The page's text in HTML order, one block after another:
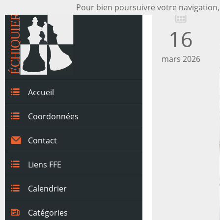
Accueil
Coordonnées
Contact
Liens FFE
Calendrier
Catégories
16
mars 2026
Pour bien poursuivre votre